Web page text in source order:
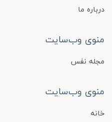
درباره ما
منوی وب‌سایت
مجله نفس
منوی وب‌سایت
خانه